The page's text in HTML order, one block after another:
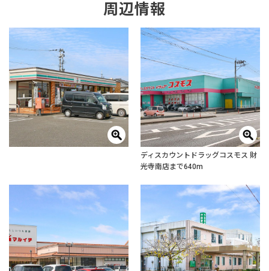
周辺情報
ディスカウントドラッグコスモス 財
光寺南店まで640m